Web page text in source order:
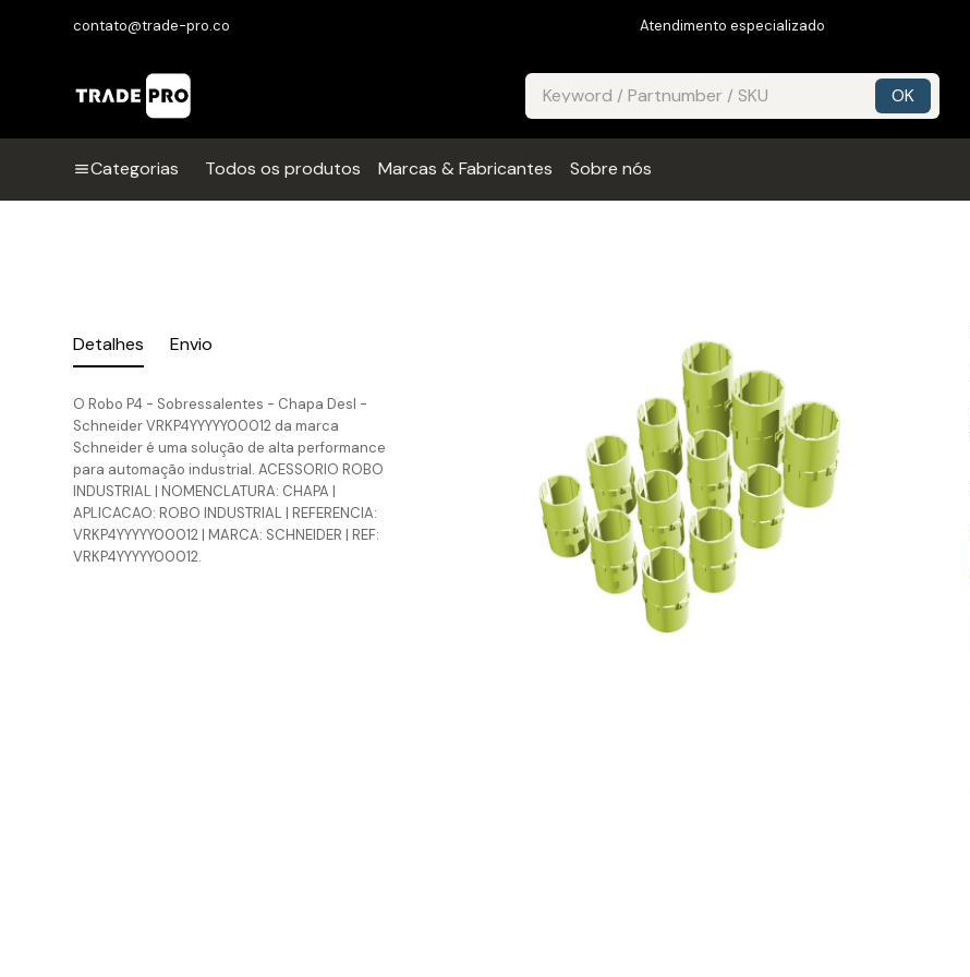
contato@trade-pro.co Atendimento especializado
Categorias Todos os produtos Marcas & Fabricantes Sobre nós
Detalhes Envio
O Robo P4 - Sobressalentes - Chapa Desl -
Schneider VRKP4YYYYY00012 da marca
Schneider é uma solução de alta performance
para automação industrial. ACESSORIO ROBO
INDUSTRIAL | NOMENCLATURA: CHAPA |
APLICACAO: ROBO INDUSTRIAL | REFERENCIA:
VRKP4YYYYY00012 | MARCA: SCHNEIDER | REF:
VRKP4YYYYY00012.